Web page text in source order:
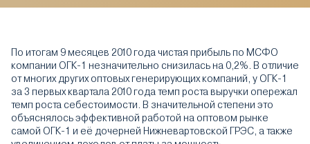
По итогам 9 месяцев 2010 года чистая прибыль по МСФО
компании ОГК-1 незначительно снизилась на 0,2%. В отличие
от многих других оптовых генерирующих компаний, у ОГК-1
за 3 первых квартала 2010 года темп роста выручки опережал
темп роста себестоимости. В значительной степени это
объяснялось эффективной работой на оптовом рынке
самой ОГК-1 и её дочерней Нижневартовской ГРЭС, а также